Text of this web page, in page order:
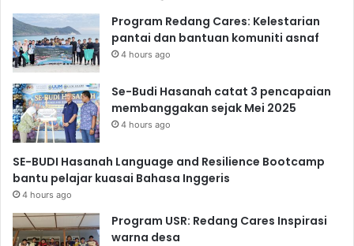
Program Redang Cares: Kelestarian
pantai dan bantuan komuniti asnaf
4 hours ago
Se-Budi Hasanah catat 3 pencapaian
membanggakan sejak Mei 2025
4 hours ago
SE-BUDI Hasanah Language and Resilience Bootcamp
bantu pelajar kuasai Bahasa Inggeris
4 hours ago
Program USR: Redang Cares Inspirasi
warna desa